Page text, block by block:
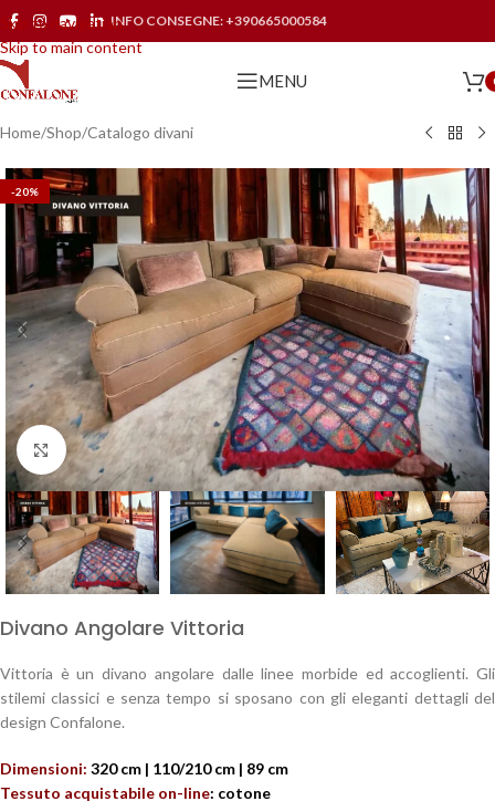
Skip to navigation
Skip to main content
INFO CONSEGNE: +390665000584
MENU
Home/Shop/Catalogo divani
-20%
Click to enlarge
Divano Angolare Vittoria
Vittoria è un divano angolare dalle linee morbide ed accoglienti. Gli
stilemi classici e senza tempo si sposano con gli eleganti dettagli del
design Confalone.
Dimensioni: 320 cm | 110/210 cm | 89 cm
Tessuto acquistabile on-line: cotone